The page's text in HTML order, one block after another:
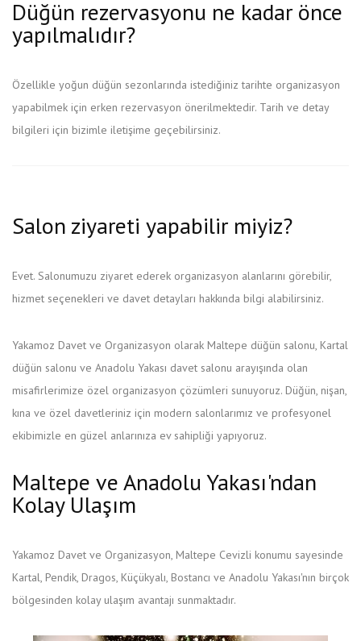
Düğün rezervasyonu ne kadar önce
yapılmalıdır?
Özellikle yoğun düğün sezonlarında istediğiniz tarihte organizasyon
yapabilmek için erken rezervasyon önerilmektedir. Tarih ve detay
bilgileri için bizimle iletişime geçebilirsiniz.
Salon ziyareti yapabilir miyiz?
Evet. Salonumuzu ziyaret ederek organizasyon alanlarını görebilir,
hizmet seçenekleri ve davet detayları hakkında bilgi alabilirsiniz.
Yakamoz Davet ve Organizasyon olarak Maltepe düğün salonu, Kartal
düğün salonu ve Anadolu Yakası davet salonu arayışında olan
misafirlerimize özel organizasyon çözümleri sunuyoruz. Düğün, nişan,
kına ve özel davetleriniz için modern salonlarımız ve profesyonel
ekibimizle en güzel anlarınıza ev sahipliği yapıyoruz.
Maltepe ve Anadolu Yakası'ndan
Kolay Ulaşım
Yakamoz Davet ve Organizasyon, Maltepe Cevizli konumu sayesinde
Kartal, Pendik, Dragos, Küçükyalı, Bostancı ve Anadolu Yakası'nın birçok
bölgesinden kolay ulaşım avantajı sunmaktadır.